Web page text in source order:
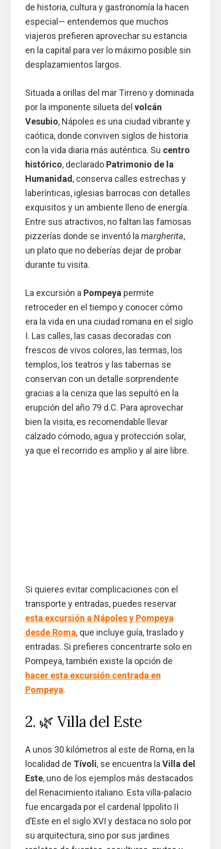
de historia, cultura y gastronomía la hacen
especial— entendemos que muchos
viajeros prefieren aprovechar su estancia
en la capital para ver lo máximo posible sin
desplazamientos largos.
Situada a orillas del mar Tirreno y dominada
por la imponente silueta del volcán
Vesubio, Nápoles es una ciudad vibrante y
caótica, donde conviven siglos de historia
con la vida diaria más auténtica. Su centro
histórico, declarado Patrimonio de la
Humanidad, conserva calles estrechas y
laberínticas, iglesias barrocas con detalles
exquisitos y un ambiente lleno de energía.
Entre sus atractivos, no faltan las famosas
pizzerías donde se inventó lamargherita,
un plato que no deberías dejar de probar
durante tu visita.
La excursión a Pompeyapermite
retroceder en el tiempo y conocer cómo
era la vida en una ciudad romana en el siglo
I. Las calles, las casas decoradas con
frescos de vivos colores, las termas, los
templos, los teatros y las tabernas se
conservan con un detalle sorprendente
gracias a la ceniza que las sepultó en la
erupción del año 79 d.C. Para aprovechar
bien la visita, es recomendable llevar
calzado cómodo, agua y protección solar,
ya que el recorrido es amplio y al aire libre.
Si quieres evitar complicaciones con el
transporte y entradas, puedes reservar
esta excursión a Nápoles y Pompeya
desde Roma, que incluye guía, traslado y
entradas. Si prefieres concentrarte solo en
Pompeya, también existe la opción de
hacer esta excursión centrada en
Pompeya.
2. 🌿 Villa del Este
A unos 30 kilómetros al este de Roma, en la
localidad de Tívoli, se encuentra la Villa del
Este, uno de los ejemplos más destacados
del Renacimiento italiano. Esta villa-palacio
fue encargada por el cardenal Ippolito II
d’Este en el siglo XVI y destaca no solo por
su arquitectura, sino por sus jardines